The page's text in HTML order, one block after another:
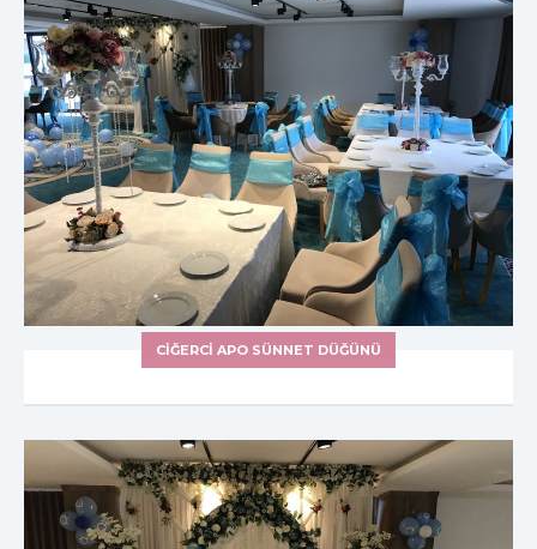
CIĞERCI APO SÜNNET DÜĞÜNÜ